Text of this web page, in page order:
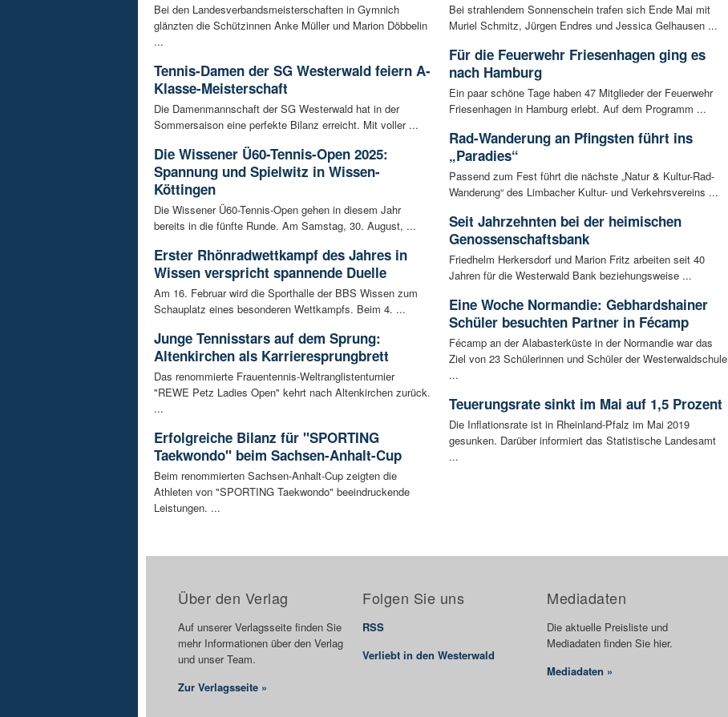
Bei den Landesverbandsmeisterschaften in Gymnich
glänzten die Schützinnen Anke Müller und Marion Döbbelin
...
Tennis-Damen der SG Westerwald feiern A-
Klasse-Meisterschaft
Die Damenmannschaft der SG Westerwald hat in der
Sommersaison eine perfekte Bilanz erreicht. Mit voller ...
Die Wissener Ü60-Tennis-Open 2025:
Spannung und Spielwitz in Wissen-
Köttingen
Die Wissener Ü60-Tennis-Open gehen in diesem Jahr
bereits in die fünfte Runde. Am Samstag, 30. August, ...
Erster Rhönradwettkampf des Jahres in
Wissen verspricht spannende Duelle
Am 16. Februar wird die Sporthalle der BBS Wissen zum
Schauplatz eines besonderen Wettkampfs. Beim 4. ...
Junge Tennisstars auf dem Sprung:
Altenkirchen als Karrieresprungbrett
Das renommierte Frauentennis-Weltranglistenturnier
"REWE Petz Ladies Open" kehrt nach Altenkirchen zurück.
...
Erfolgreiche Bilanz für "SPORTING
Taekwondo" beim Sachsen-Anhalt-Cup
Beim renommierten Sachsen-Anhalt-Cup zeigten die
Athleten von "SPORTING Taekwondo" beeindruckende
Leistungen. ...
Bei strahlendem Sonnenschein trafen sich Ende Mai mit
Muriel Schmitz, Jürgen Endres und Jessica Gelhausen ...
Für die Feuerwehr Friesenhagen ging es
nach Hamburg
Ein paar schöne Tage haben 47 Mitglieder der Feuerwehr
Friesenhagen in Hamburg erlebt. Auf dem Programm ...
Rad-Wanderung an Pfingsten führt ins
„Paradies“
Passend zum Fest führt die nächste „Natur & Kultur-Rad-
Wanderung“ des Limbacher Kultur- und Verkehrsvereins ...
Seit Jahrzehnten bei der heimischen
Genossenschaftsbank
Friedhelm Herkersdorf und Marion Fritz arbeiten seit 40
Jahren für die Westerwald Bank beziehungsweise ...
Eine Woche Normandie: Gebhardshainer
Schüler besuchten Partner in Fécamp
Fécamp an der Alabasterküste in der Normandie war das
Ziel von 23 Schülerinnen und Schüler der Westerwaldschule
...
Teuerungsrate sinkt im Mai auf 1,5 Prozent
Die Inflationsrate ist in Rheinland-Pfalz im Mai 2019
gesunken. Darüber informiert das Statistische Landesamt
...
Über den Verlag
Auf unserer Verlagsseite finden Sie
mehr Informationen über den Verlag
und unser Team.
Zur Verlagsseite »
Folgen Sie uns
RSS
Verliebt in den Westerwald
Mediadaten
Die aktuelle Preisliste und
Mediadaten finden Sie hier.
Mediadaten »